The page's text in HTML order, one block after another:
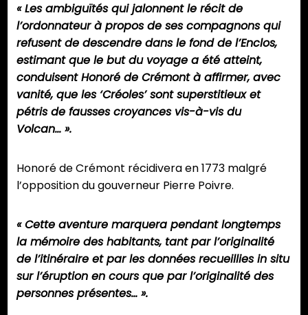
« Les ambiguïtés qui jalonnent le récit de
l’ordonnateur à propos de ses compagnons qui
refusent de descendre dans le fond de l’Enclos,
estimant que le but du voyage a été atteint,
conduisent Honoré de Crémont à affirmer, avec
vanité, que les ‘Créoles’ sont superstitieux et
pétris de fausses croyances vis-à-vis du
Volcan… ».
Honoré de Crémont récidivera en 1773 malgré
l’opposition du gouverneur Pierre Poivre.
« Cette aventure marquera pendant longtemps
la mémoire des habitants, tant par l’originalité
de l’itinéraire et par les données recueillies in situ
sur l’éruption en cours que par l’originalité des
personnes présentes… ».